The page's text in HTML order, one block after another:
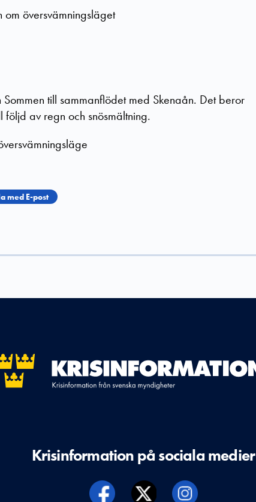
om översvämningsläget
till sammanflödet med Skenaån. Det beror
av regn och snösmältning.
med E-post
Krisinformation på sociala medier